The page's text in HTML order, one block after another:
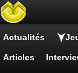
Actualités
Articles